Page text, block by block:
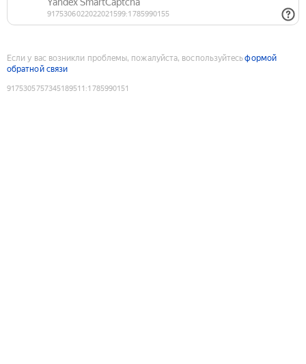
Если у вас возникли проблемы, пожалуйста, воспользуйтесьформой
обратной связи
9175305757345189511 :1785990151